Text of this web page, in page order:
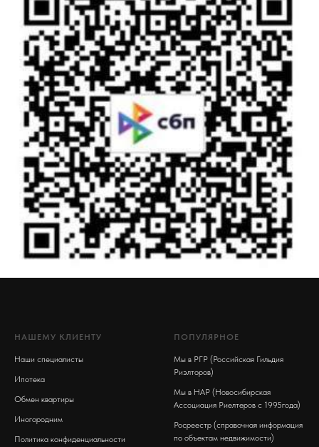
НАШЕМУ КЛИЕНТУ
Наши специалисты
Ипотека
Обмен квартиры
Иногородним
Политика конфиденциальности
ПОПУЛЯРНОЕ
Мы в РГР (Российская Гильдия
Риэлторов)
Мы в НАР (Новосибирская
Ассоциация Риелтеров с 1995года)
Росреестр (справочная информация
по объектам недвижимости)